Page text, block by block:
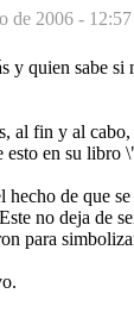
de 2006 - 12:57
y quien sabe si
al fin y al cabo,
esto en su libro
hecho de que
no deja de
para